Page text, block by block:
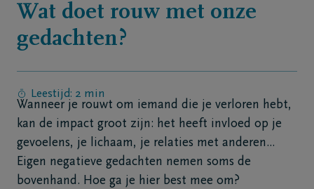
Hulp
rouw
Contact
NL
Wat doet rouw met onze
gedachten?
Leestijd: 2 min
Wanneer je rouwt om iemand die je verloren hebt,
kan de impact groot zijn: het heeft invloed op je
gevoelens, je lichaam, je relaties met anderen...
Eigen negatieve gedachten nemen soms de
bovenhand. Hoe ga je hier best mee om?